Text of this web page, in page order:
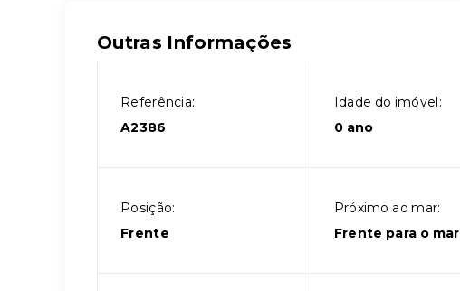
Outras Informações
Referência:
A2386
Idade do imóvel:
0 ano
Posição:
Frente
Próximo ao mar:
Frente para o mar